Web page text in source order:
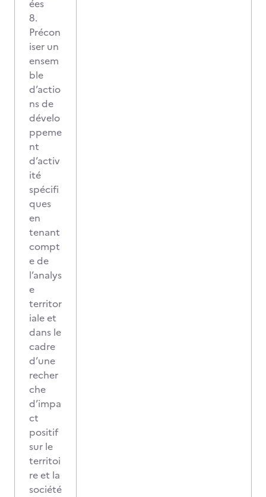
ées
8.
Précon
iser un
ensem
ble
d’actio
ns de
dévelo
ppeme
nt
d’activ
ité
spécifi
ques
en
tenant
compt
e de
l’analys
e
territor
iale et
dans le
cadre
d’une
recher
che
d’impa
ct
positif
sur le
territoi
re et la
société